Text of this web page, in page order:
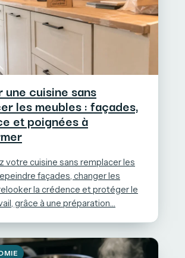
une cuisine sans
les meubles : façades,
et poignées à
votre cuisine sans remplacer les
façades, changer les
la crédence et protéger le
grâce à une préparation…